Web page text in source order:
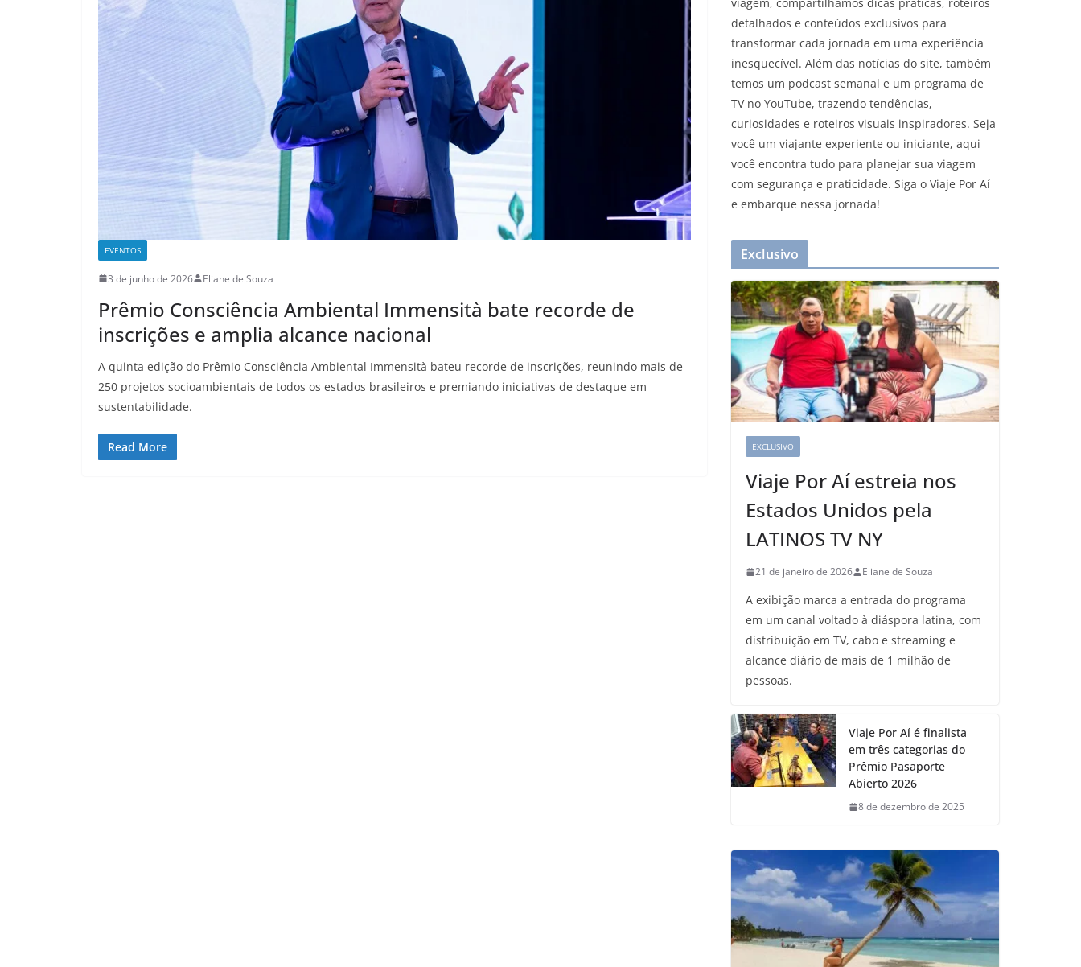
EVENTOS
3 de junho de 2026 Eliane de Souza
Prêmio Consciência Ambiental Immensità bate recorde de
inscrições e amplia alcance nacional
A quinta edição do Prêmio Consciência Ambiental Immensità bateu recorde de inscrições, reunindo mais de
250 projetos socioambientais de todos os estados brasileiros e premiando iniciativas de destaque em
sustentabilidade.
Read More
detalhados e conteúdos exclusivos para
transformar cada jornada em uma experiência
inesquecível. Além das notícias do site, também
temos um podcast semanal e um programa de
TV no YouTube, trazendo tendências,
curiosidades e roteiros visuais inspiradores. Seja
você um viajante experiente ou iniciante, aqui
você encontra tudo para planejar sua viagem
com segurança e praticidade. Siga o Viaje Por Aí
e embarque nessa jornada!
Exclusivo
EXCLUSIVO
Viaje Por Aí estreia nos
Estados Unidos pela
LATINOS TV NY
21 de janeiro de 2026 Eliane de Souza
A exibição marca a entrada do programa
em um canal voltado à diáspora latina, com
distribuição em TV, cabo e streaming e
alcance diário de mais de 1 milhão de
pessoas.
Viaje Por Aí é finalista
em três categorias do
Prêmio Pasaporte
Abierto 2026
8 de dezembro de 2025